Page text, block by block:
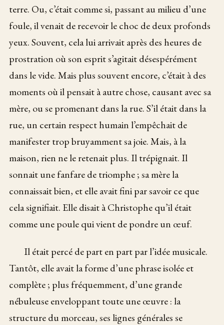
terre. Ou, c’était comme si, passant au milieu d’une
foule, il venait de recevoir le choc de deux profonds
yeux. Souvent, cela lui arrivait après des heures de
prostration où son esprit s’agitait désespérément
dans le vide. Mais plus souvent encore, c’était à des
moments où il pensait à autre chose, causant avec sa
mère, ou se promenant dans la rue. S’il était dans la
rue, un certain respect humain l’empêchait de
manifester trop bruyamment sa joie. Mais, à la
maison, rien ne le retenait plus. Il trépignait. Il
sonnait une fanfare de triomphe ; sa mère la
connaissait bien, et elle avait fini par savoir ce que
cela signifiait. Elle disait à Christophe qu’il était
comme une poule qui vient de pondre un œuf.
Il était percé de part en part par l’idée musicale.
Tantôt, elle avait la forme d’une phrase isolée et
complète ; plus fréquemment, d’une grande
nébuleuse enveloppant toute une œuvre : la
structure du morceau, ses lignes générales se